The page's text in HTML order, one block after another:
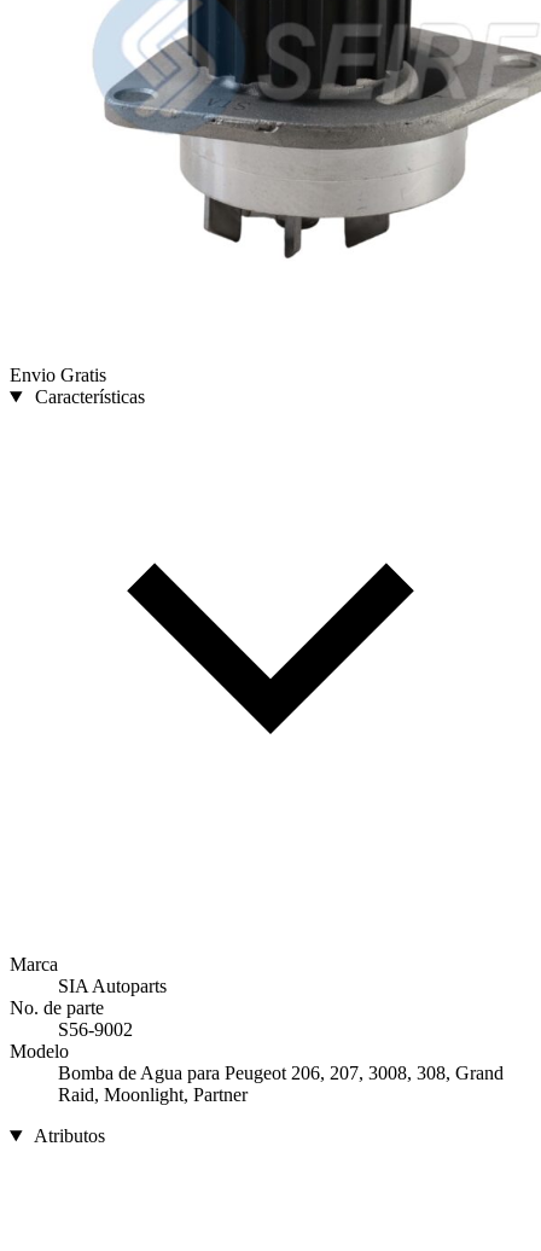
Envio Gratis
Características
Marca
SIA Autoparts
No. de parte
S56-9002
Modelo
Bomba de Agua para Peugeot 206, 207, 3008, 308, Grand
Raid, Moonlight, Partner
Atributos